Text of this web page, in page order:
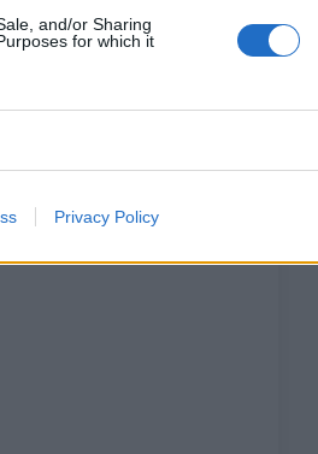
and/or Sharing
for which it
Privacy Policy
νέων
βαθμιαία
όπου τα